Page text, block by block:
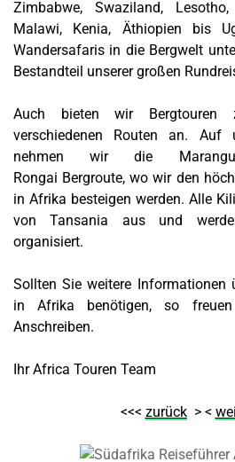
Zimbabwe, Swaziland,
Malawi, Kenia, Äthiopien bis
Wandersafaris in die Bergwelt
Bestandteil unserer großen
Auch bieten wir Bergtouren
verschiedenen Routen an. Auf
nehmen wir die
Rongai Bergroute, wo wir den
in Afrika besteigen werden. Alle
von Tansania aus und
organisiert.
Sollten Sie weitere Informationen
in Afrika benötigen, so
Anschreiben.
Ihr Africa Touren Team
<<< zurück> <